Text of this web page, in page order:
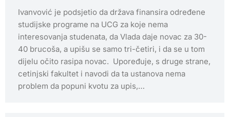
Ivanvović je podsjetio da država finansira određene
studijske programe na UCG za koje nema
interesovanja studenata, da Vlada daje novac za 30-
40 brucoša, a upišu se samo tri-četiri, i da se u tom
dijelu očito rasipa novac. Upoređuje, s druge strane,
cetinjski fakultet i navodi da ta ustanova nema
problem da popuni kvotu za upis,…